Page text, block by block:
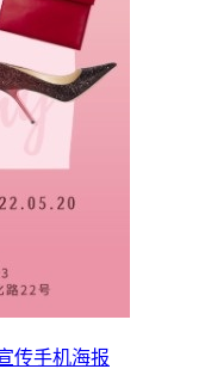
传手机海报